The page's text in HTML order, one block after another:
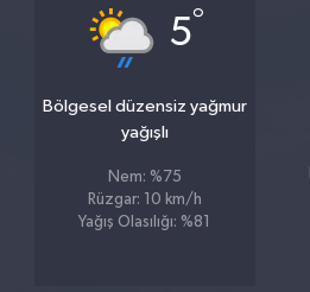
5°
Bölgesel düzensiz yağmur
yağışlı
Nem: %75
Rüzgar: 10 km/h
Yağış Olasılığı: %81